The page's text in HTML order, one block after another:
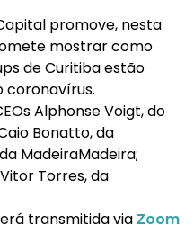
promove, nesta
mostrar como
de Curitiba estão
coronavírus.
Alphonse Voigt, do
Bonatto, da
MadeiraMadeira;
Torres, da
transmitida via Zoom